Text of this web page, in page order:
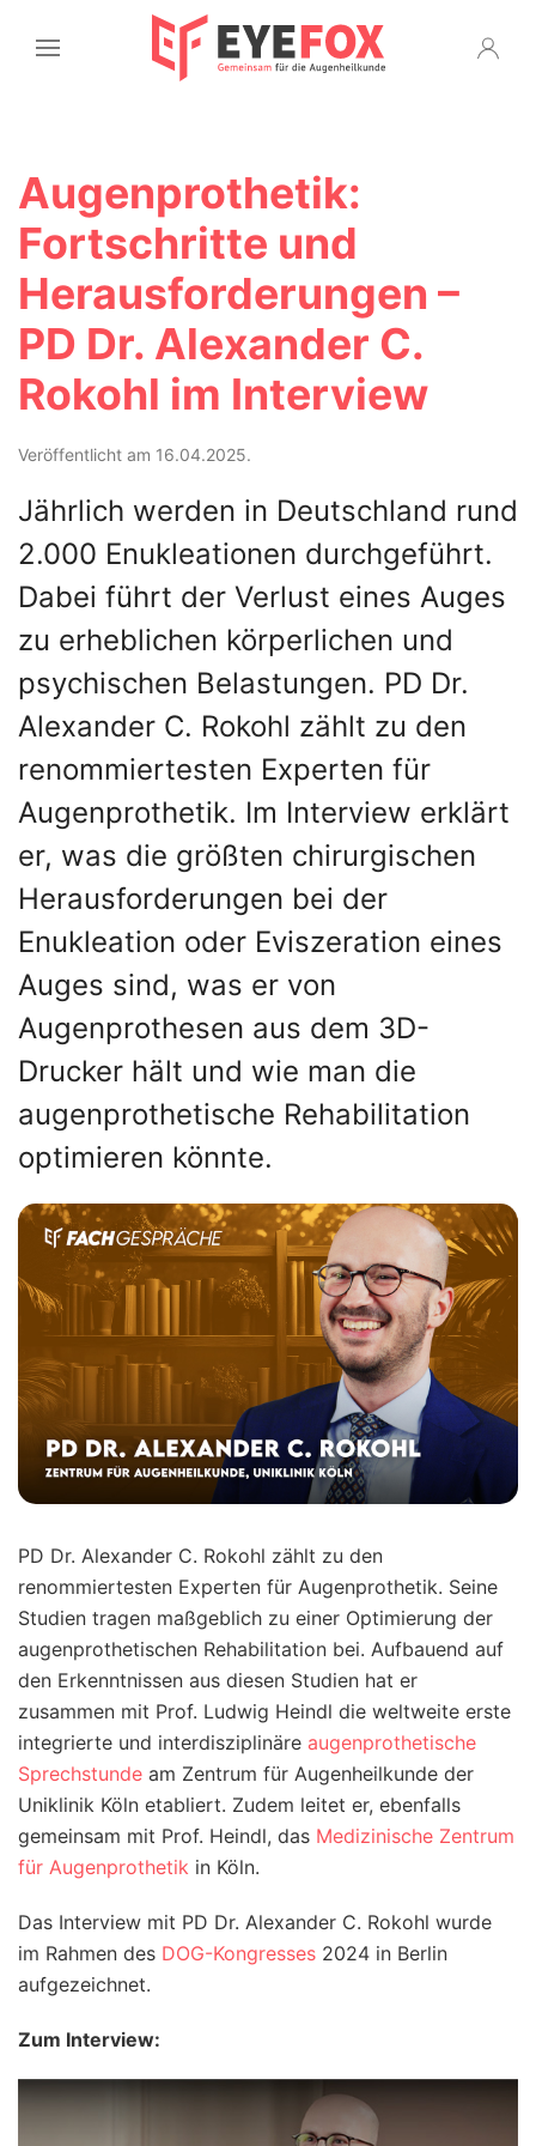
Augenprothetik:
Fortschritte und
Herausforderungen –
PD Dr. Alexander C.
Rokohl im Interview
Veröffentlicht am 16.04.2025.
Jährlich werden in Deutschland rund
2.000 Enukleationen durchgeführt.
Dabei führt der Verlust eines Auges
zu erheblichen körperlichen und
psychischen Belastungen. PD Dr.
Alexander C. Rokohl zählt zu den
renommiertesten Experten für
Augenprothetik. Im Interview erklärt
er, was die größten chirurgischen
Herausforderungen bei der
Enukleation oder Eviszeration eines
Auges sind, was er von
Augenprothesen aus dem 3D-
Drucker hält und wie man die
augenprothetische Rehabilitation
optimieren könnte.
PD Dr. Alexander C. Rokohl zählt zu den
renommiertesten Experten für Augenprothetik. Seine
Studien tragen maßgeblich zu einer Optimierung der
augenprothetischen Rehabilitation bei. Aufbauend auf
den Erkenntnissen aus diesen Studien hat er
zusammen mit Prof. Ludwig Heindl die weltweite erste
integrierte und interdisziplinäre augenprothetische
Sprechstunde am Zentrum für Augenheilkunde der
Uniklinik Köln etabliert. Zudem leitet er, ebenfalls
gemeinsam mit Prof. Heindl, das Medizinische Zentrum
für Augenprothetik in Köln.
Das Interview mit PD Dr. Alexander C. Rokohl wurde
im Rahmen des DOG-Kongresses 2024 in Berlin
aufgezeichnet.
Zum Interview: